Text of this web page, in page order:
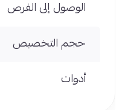
الوصول إلى الفرص
حجم التخصيص
أدوات